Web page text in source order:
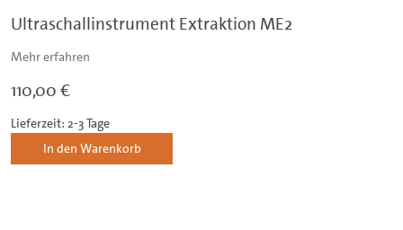
Ultraschallinstrument Extraktion ME2
Mehr erfahren
110,00 €
Lieferzeit: 2-3 Tage
In den Warenkorb